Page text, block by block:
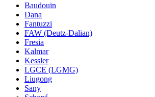
Baudouin
Dana
Fantuzzi
FAW (Deutz-Dalian)
Fresia
Kalmar
Kessler
LGCE (LGMG)
Liugong
Sany